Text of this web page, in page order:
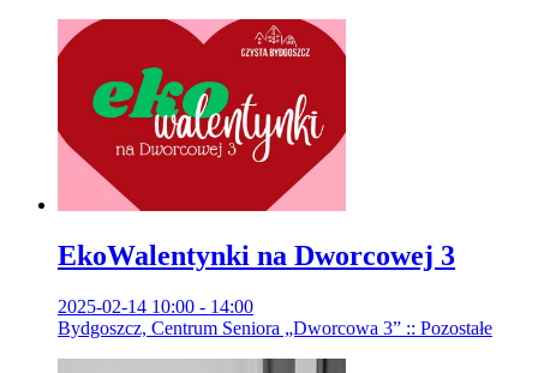
EkoWalentynki na Dworcowej 3
2025-02-14 10:00 - 14:00
Bydgoszcz, Centrum Seniora „Dworcowa 3” :: Pozostałe